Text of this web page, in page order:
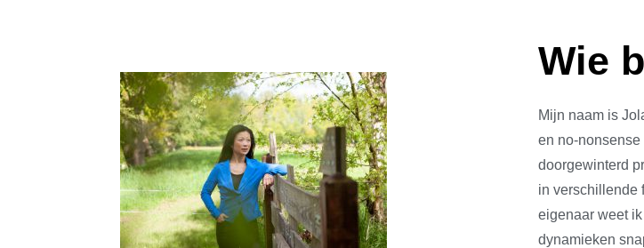
Wie
Mijn naam is
en no-nonsense
doorgewinterd
in verschillende
eigenaar weet
dynamieken